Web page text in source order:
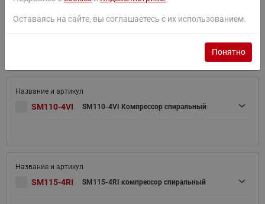
SM110-4VI SM110-4VI Компрессор спиральный
SM115-4RI SM115-4RI компрессор спиральный
Оставаясь на сайте, вы соглашаетесь с их использованием.
Понятно